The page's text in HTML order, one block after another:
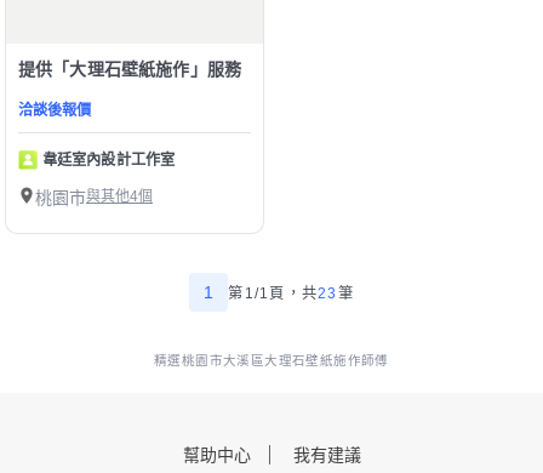
提供「大理石壁紙施作」服務
洽談後報價
韋廷室內設計工作室
桃園市與其他4個
1 第1/1頁， 共23 筆
精選桃園市大溪區大理石壁紙施作師傅
幫助中心 我有建議